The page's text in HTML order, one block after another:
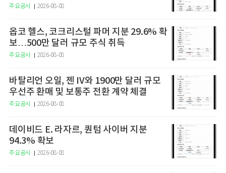
주요공시 2026-08-08
옵코 헬스, 코크리스털 파머 지분 29.6% 확
보…500만 달러 규모 주식 취득
주요공시 2026-08-08
바탈리언 오일, 젠 IV와 1900만 달러 규모
우선주 환매 및 보통주 전환 계약 체결
주요공시 2026-08-08
데이비드 E. 라자르, 퀀텀 사이버 지분
94.3% 확보
주요공시 2026-08-08